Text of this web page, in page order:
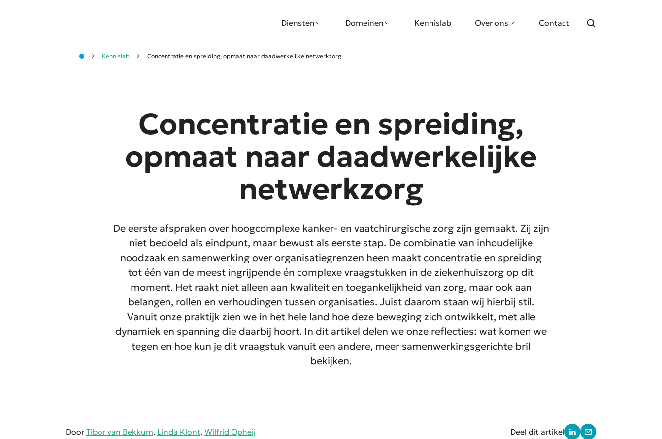
Diensten Domeinen Kennislab Over ons Contact
Kennislab Concentratie en spreiding, opmaat naar daadwerkelijke netwerkzorg
Concentratie en spreiding,
opmaat naar daadwerkelijke
netwerkzorg
De eerste afspraken over hoogcomplexe kanker- en vaatchirurgische zorgzijn gemaakt. Zij zijn
niet bedoeld als eindpunt, maar bewust als eerste stap. Decombinatie van inhoudelijke
noodzaak en samenwerking over organisatiegrenzen heen maakt concentratie en spreiding
tot één van de meest ingrijpende én complexe vraagstukken in de ziekenhuiszorg op dit
moment. Het raakt niet alleen aan kwaliteit en toegankelijkheid van zorg, maar ook aan
belangen, rollen en verhoudingen tussen organisaties. Juist daarom staan wij hierbij stil.
Vanuit onze praktijk zien we in het hele land hoe deze beweging zich ontwikkelt, met alle
dynamiek en spanning die daarbij hoort. In dit artikel delen we onze reflecties: wat komen we
tegen en hoe kun je dit vraagstuk vanuit een andere, meer samenwerkingsgerichte bril
bekijken.
Door Tibor van Bekkum, Linda Klont, Wilfrid Opheij Deel dit artikel